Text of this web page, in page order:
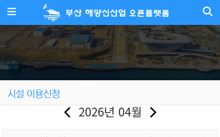
메뉴
시설 이용신청
2026년 04월